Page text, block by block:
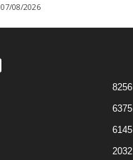
07/08/2026
8256
6375
6145
2032